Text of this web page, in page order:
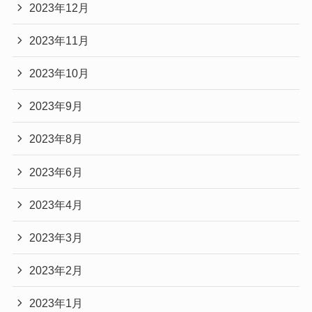
2023年12月
2023年11月
2023年10月
2023年9月
2023年8月
2023年6月
2023年4月
2023年3月
2023年2月
2023年1月